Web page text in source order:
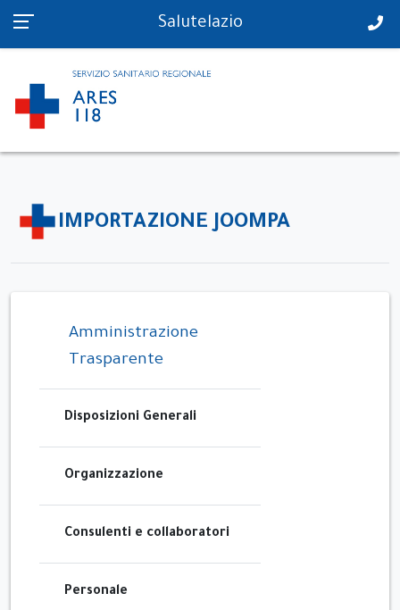
PS in tempo reale Salutelazio
IMPORTAZIONE JOOMPA
Amministrazione
Trasparente
Disposizioni Generali
Organizzazione
Consulenti e collaboratori
Personale